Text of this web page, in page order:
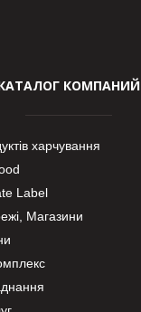
КОМПАНИЙ
харчування
Label
Магазини